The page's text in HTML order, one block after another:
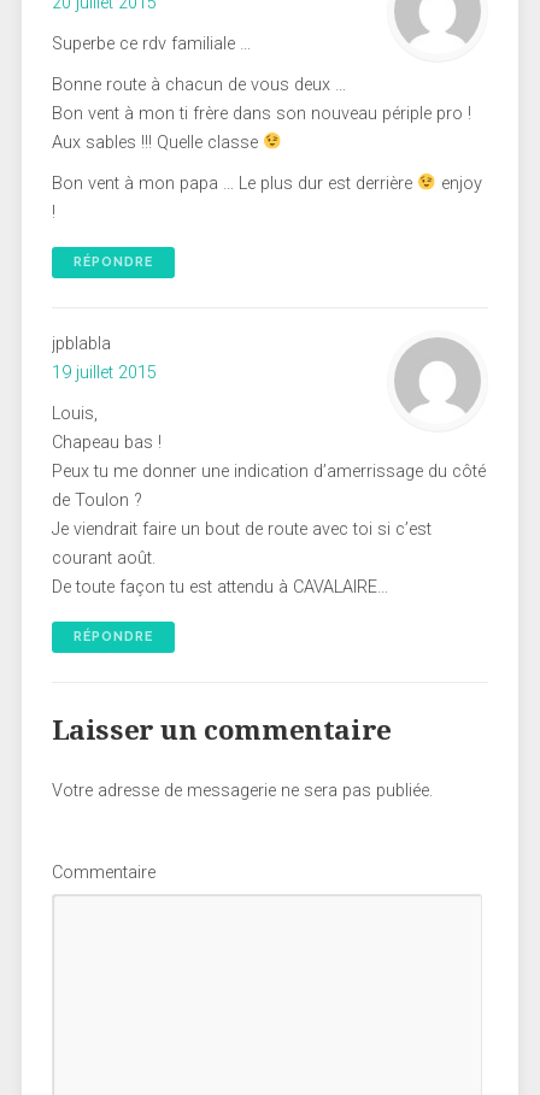
Superbe ce rdv familiale …
Bonne route à chacun de vous deux …
Bon vent à mon ti frère dans son nouveau périple pro !
Aux sables !!! Quelle classe
Bon vent à mon papa … Le plus dur est derrière
enjoy
!
RÉPONDRE
jpblabla
19 juillet 2015
Louis,
Chapeau bas !
Peux tu me donner une indication d’amerrissage du côté
de Toulon ?
Je viendrait faire un bout de route avec toi si c’est
courant août.
De toute façon tu est attendu à CAVALAIRE…
RÉPONDRE
Laisser un commentaire
Votre adresse de messagerie ne sera pas publiée.
Commentaire